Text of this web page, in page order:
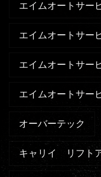
エイムオートサ
エイムオートサ
エイムオートサー
エイムオートサ
オーバーテック
キャリイ リフト